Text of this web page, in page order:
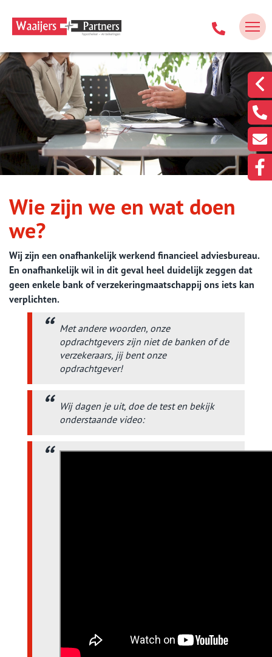
Wie zijn we en wat doen
we?
Wij zijn een onafhankelijk werkend financieel adviesbureau.
En onafhankelijk wil in dit geval heel duidelijk zeggen dat
geen enkele bank of verzekeringmaatschappij ons iets kan
verplichten.
Met andere woorden, onze
opdrachtgevers zijn niet de banken of de
verzekeraars, jij bent onze
opdrachtgever!
Wij dagen je uit, doe de test en bekijk
onderstaande video: